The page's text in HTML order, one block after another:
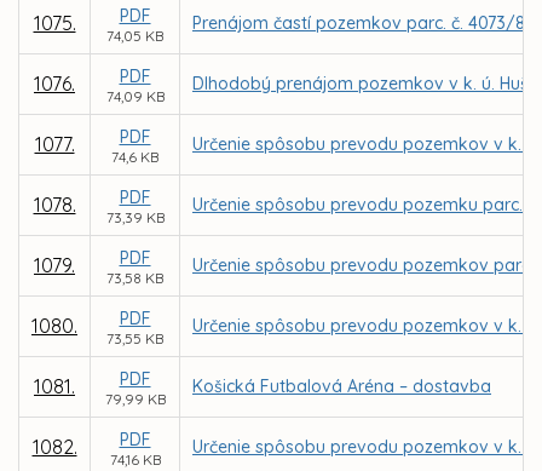
1075. PDF
74,05 KB
Prenájom častí pozemkov parc. č. 4073/8
1076. PDF
74,09 KB
Dlhodobý prenájom pozemkov v k. ú.
1077. PDF
74,6 KB
Určenie spôsobu prevodu pozemkov v k.
1078. PDF
73,39 KB
Určenie spôsobu prevodu pozemku parc.
1079. PDF
73,58 KB
Určenie spôsobu prevodu pozemkov parc.
1080. PDF
73,55 KB
Určenie spôsobu prevodu pozemkov v k.
1081. PDF
79,99 KB
Košická Futbalová Aréna – dostavba
1082. PDF
74,16 KB
Určenie spôsobu prevodu pozemkov v k.